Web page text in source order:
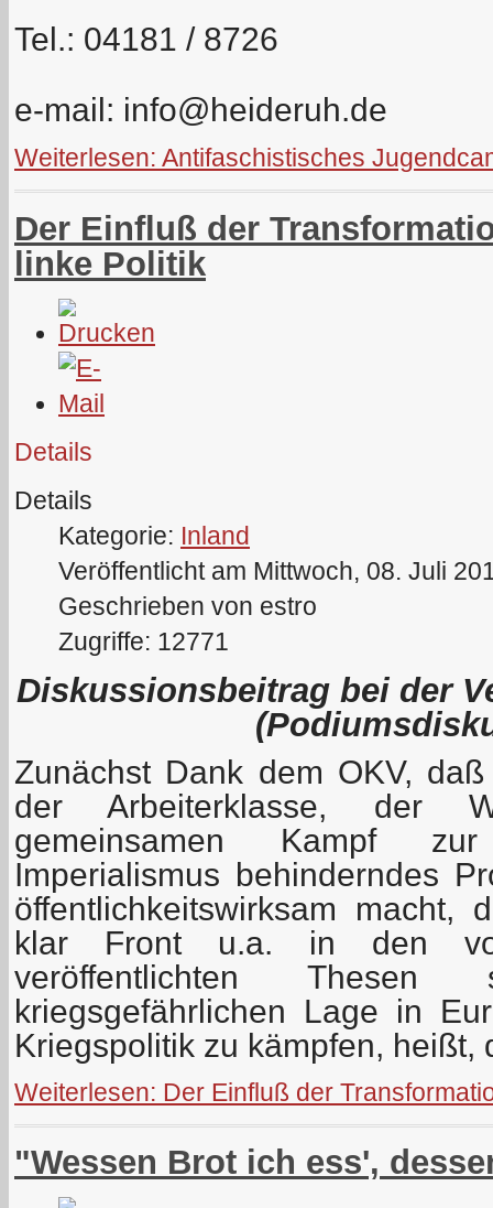
Tel.: 04181 / 8726
e-mail: info@heideruh.de
Weiterlesen: Antifaschistisches
Der Einfluß der
linke Politik
Details
Details
Kategorie: Inland
Veröffentlicht am Mittwoch, 08. Juli
Geschrieben von estro
Zugriffe: 12771
Diskussionsbeitrag bei der
Zunächst Dank dem OKV,
der Arbeiterklasse, der
gemeinsamen Kampf
Imperialismus behinderndes
öffentlichkeitswirksam macht,
klar Front u.a. in den
veröffentlichten
kriegsgefährlichen Lage in
Kriegspolitik zu kämpfen, heißt,
Weiterlesen: Der Einfluß der
"Wessen Brot ich ess',